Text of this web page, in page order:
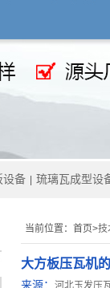
设备 琉璃瓦成型设
当前位置： 首页>技
大方板压瓦机
来源： 河北玉发压